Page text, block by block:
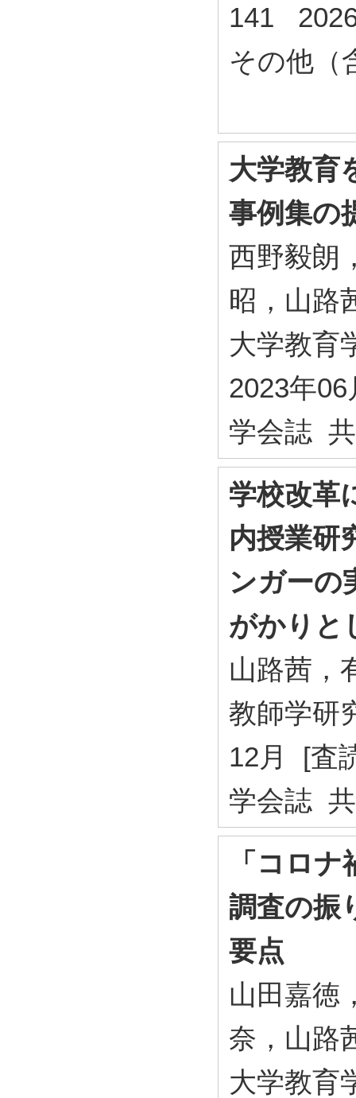
141
その他（
大学教育
事例集の
西野毅朗
昭，山路
大学教
2023年
学会誌
学校改革
内授業研
ンガーの
がかり
山路茜，
教師学
12月 [査
学会誌
「コロ
調査の振
要点
山田嘉徳
奈，山路
大学教育